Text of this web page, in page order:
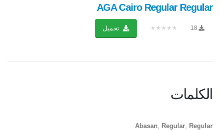
AGA Cairo Regular Regular
18
★★★★★ تحميل
الكلمات
Abasan Regular Regular